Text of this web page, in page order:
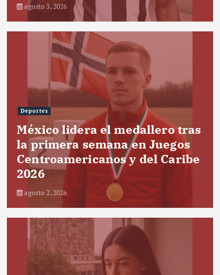
agosto 3, 2026
Deportes
México lidera el medallero tras
la primera semana en Juegos
Centroamericanos y del Caribe
2026
agosto 2, 2026